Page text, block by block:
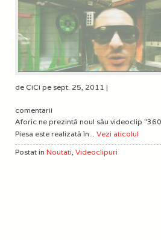
de CiCi pe sept. 25, 2011 |
comentarii
Aforic ne prezintă noul său videoclip
Piesa este realizată în... Vezi aticolul
Postat in Noutati, Videoclipuri